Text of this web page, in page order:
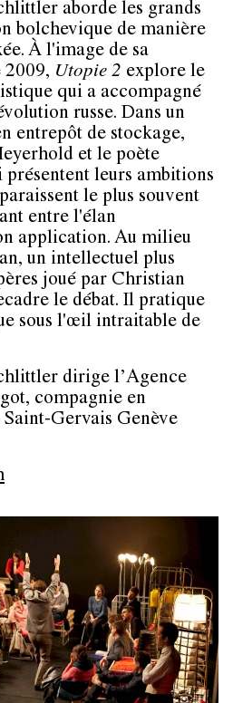
aborde les grands
bolchevique de manière
À l'image de sa
2009, Utopie 2 explore le
qui a accompagné
russe. Dans un
entrepôt de stockage,
et le poète
leurs ambitions
le plus souvent
entre l'élan
application. Au milieu
un intellectuel plus
joué par Christian
le débat. Il pratique
sous l'œil intraitable de
dirige l’Agence
compagnie en
Gervais Genève